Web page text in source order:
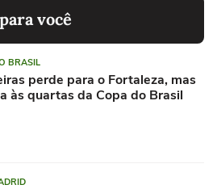
você
BRASIL
perde para o Fortaleza, mas
às quartas da Copa do Brasil